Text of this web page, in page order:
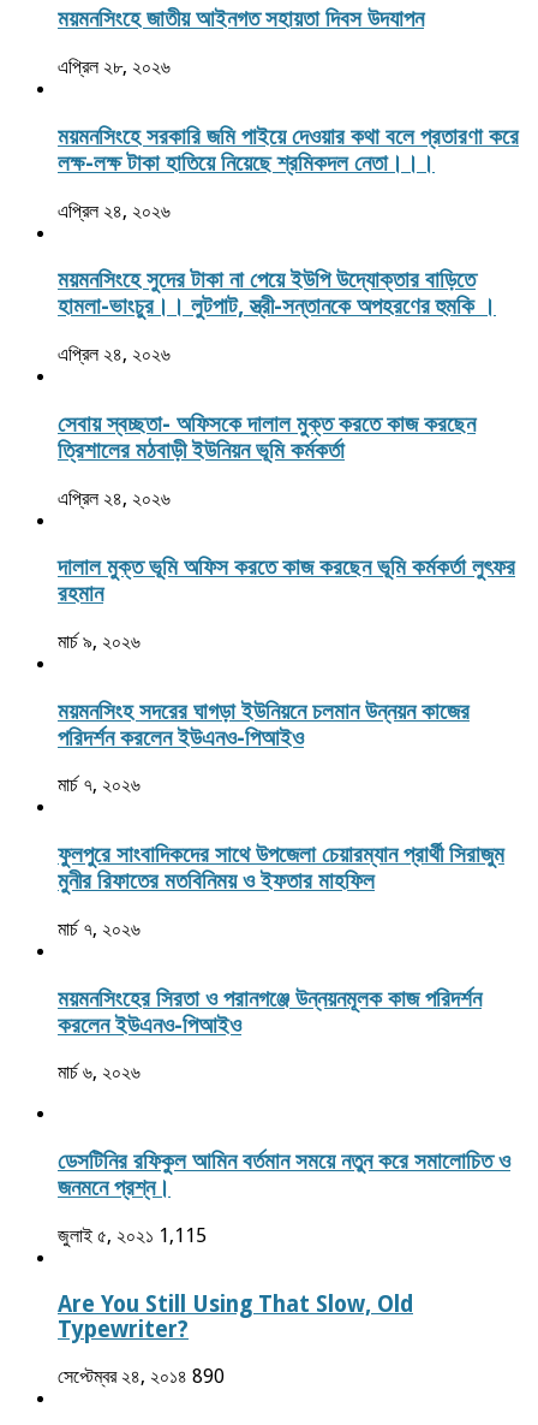
ময়মনসিংহে জাতীয় আইনগত সহায়তা দিবস উদযাপন
এপ্রিল ২৮, ২০২৬
ময়মনসিংহে সরকারি জমি পাইয়ে দেওয়ার কথা বলে প্রতারণা করে
লক্ষ-লক্ষ টাকা হাতিয়ে নিয়েছে শ্রমিকদল নেতা।।।
এপ্রিল ২৪, ২০২৬
ময়মনসিংহে সুদের টাকা না পেয়ে ইউপি উদ্যোক্তার বাড়িতে
হামলা-ভাংচুর।। লুটপাট, স্ত্রী‌-সন্তানকে অপহরণের হুমকি ।
এপ্রিল ২৪, ২০২৬
সেবায় স্বচ্ছতা- অফিসকে দালাল মুক্ত করতে কাজ করছেন
ত্রিশালের মঠবাড়ী ইউনিয়ন ভূমি কর্মকর্তা
এপ্রিল ২৪, ২০২৬
দালাল মুক্ত ভূমি অফিস করতে কাজ করছেন ভূমি কর্মকর্তা লুৎফর
রহমান
মার্চ ৯, ২০২৬
ময়মনসিংহ সদরের ঘাগড়া ইউনিয়নে চলমান উন্নয়ন কাজের
পরিদর্শন করলেন ইউএনও-পিআইও
মার্চ ৭, ২০২৬
ফুলপুরে সাংবাদিকদের সাথে উপজেলা চেয়ারম্যান প্রার্থী সিরাজুম
মুনীর রিফাতের মতবিনিময় ও ইফতার মাহফিল
মার্চ ৭, ২০২৬
ময়মনসিংহের সিরতা ও পরানগঞ্জে উন্নয়নমূলক কাজ পরিদর্শন
করলেন ইউএনও-পিআইও
মার্চ ৬, ২০২৬
ডেসটিনির রফিকুল আমিন বর্তমান সময়ে নতুন করে সমালোচিত ও
জনমনে প্রশ্ন।
জুলাই ৫, ২০২১ 1,115
Are You Still Using That Slow, Old
Typewriter?
সেপ্টেম্বর ২৪, ২০১৪ 890